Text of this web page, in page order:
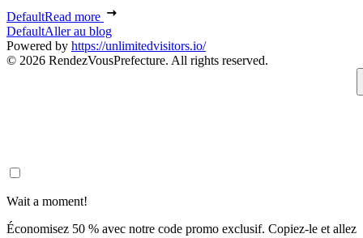
DefaultRead more
DefaultAller au blog
Powered by https://unlimitedvisitors.io/
© 2026 RendezVousPrefecture. All rights reserved.
Wait a moment!
Économisez 50 % avec notre code promo exclusif. Copiez-le et allez